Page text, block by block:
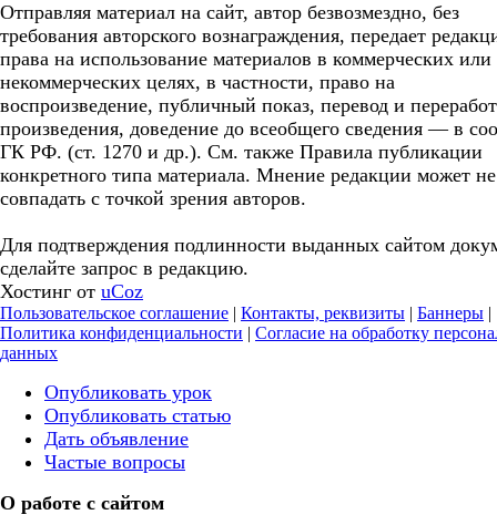
Отправляя материал на сайт, автор безвозмездно, без
требования авторского вознаграждения, передает
права на использование материалов в коммерческих или
некоммерческих целях, в частности, право на
воспроизведение, публичный показ, перевод и
произведения, доведение до всеобщего сведения — в
ГК РФ. (ст. 1270 и др.). См. также Правила публикации
конкретного типа материала. Мнение редакции может не
совпадать с точкой зрения авторов.
Для подтверждения подлинности выданных сайтом
сделайте запрос в редакцию.
Хостинг от uCoz
Пользовательское соглашение | Контакты, реквизиты | Баннеры |
Политика конфиденциальности | Согласие на обработку
данных
Опубликовать урок
Опубликовать статью
Дать объявление
Частые вопросы
О работе с сайтом